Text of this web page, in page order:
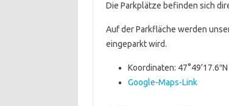
Die Parkplätze befinden sich
Auf der Parkfläche werden
eingeparkt wird.
Koordinaten: 47°49’17.6″N
Google-Maps-Link